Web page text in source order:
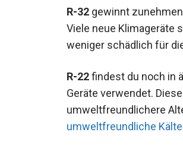
R-32 gewinnt
Viele neue Klimageräte
weniger schädlich für
R-22findest du noch in
Geräte verwendet.
umweltfreundlichere
umweltfreundliche